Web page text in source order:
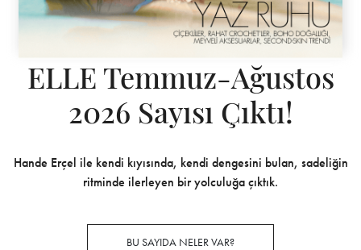
ELLE Temmuz-Ağustos
2026 Sayısı Çıktı!
Hande Erçel ile kendi kıyısında, kendi dengesini bulan, sadeliğin
ritminde ilerleyen bir yolculuğa çıktık.
BU SAYIDA NELER VAR?